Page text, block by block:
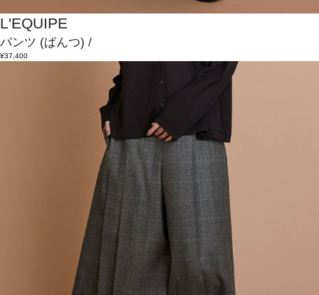
L'EQUIPE
パンツ (ぱんつ) /
¥37,400